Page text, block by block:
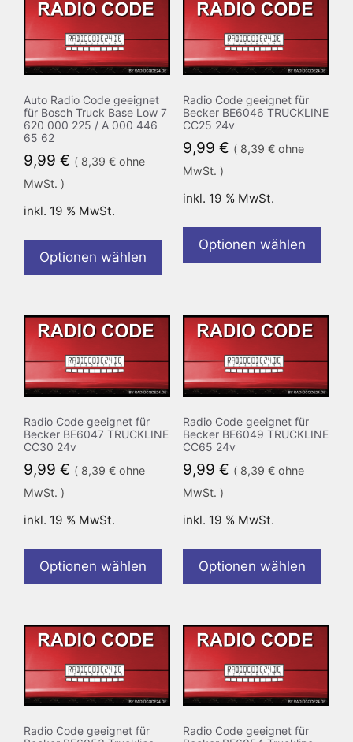
Auto Radio Code geeignet
für Bosch Truck Base Low 7
620 000 225 / A 000 446
65 62
9,99 € ( 8,39 € ohne
MwSt. )
inkl. 19 % MwSt.
Optionen wählen
Radio Code geeignet für
Becker BE6046 TRUCKLINE
CC25 24v
9,99 € ( 8,39 €ohne
MwSt. )
inkl. 19 % MwSt.
Optionen wählen
Radio Code geeignet für
Becker BE6047 TRUCKLINE
CC30 24v
9,99 € ( 8,39 € ohne
MwSt. )
inkl. 19 % MwSt.
Optionen wählen
Radio Code geeignet für
Becker BE6049 TRUCKLINE
CC65 24v
9,99 € ( 8,39 €ohne
MwSt. )
inkl. 19 % MwSt.
Optionen wählen
Radio Code geeignet für
Radio Code geeignet für